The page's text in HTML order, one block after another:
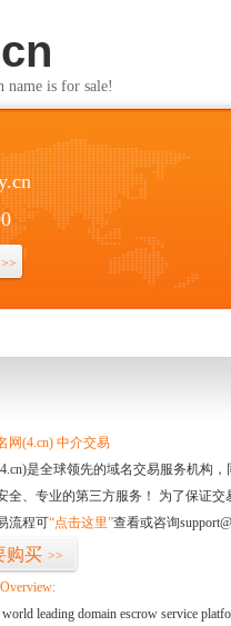
is for sale!
>>
网(4.cn) 中介交易
是全球领先的域名交易服务机构
全、专业的第三方服务！ 为了保证
流程可“点击这里”查看或咨询
购买 >>
world leading domain escrow service